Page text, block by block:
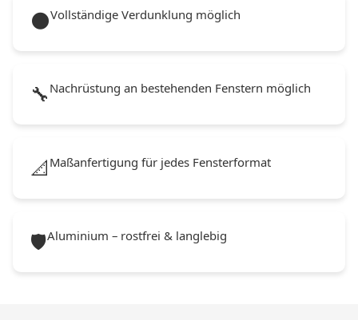
🌑Vollständige Verdunklung möglich
🔧 Nachrüstung an bestehenden Fenstern möglich
📐 Maßanfertigung für jedes Fensterformat
🛡️Aluminium – rostfrei & langlebig